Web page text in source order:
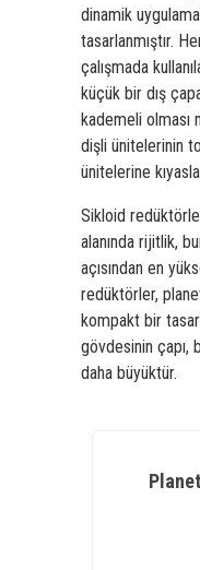
dinamik
tasarlanmıştır.
çalışmada
küçük bir dış
kademeli olması
dişli ünitelerinin
ünitelerine
Sikloid
alanında rijitlik,
açısından en
redüktörler,
kompakt bir
gövdesinin çapı,
daha büyüktür.